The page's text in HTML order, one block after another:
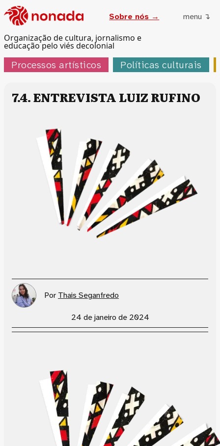
Organização de cultura, jornalismo e
educação pelo viés decolonial
Sobre nós → menu ↴
Processos artísticos Políticas culturais
7.4. ENTREVISTA LUIZ RUFINO
Por Thais Seganfredo
24 de janeiro de 2024